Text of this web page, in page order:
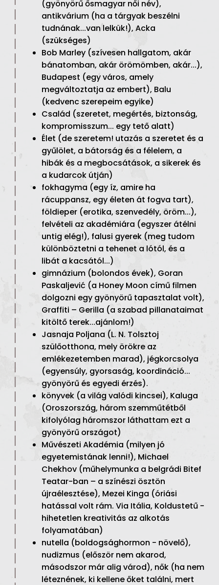
(gyönyörű ősmagyar női név),
antikvárium (ha a tárgyak beszélni
tudnának...van lelkük!), Acka
(szükséges)
Bob Marley (szívesen hallgatom, akár
bánatomban, akár örömömben, akár...),
Budapest (egy város, amely
megváltoztatja az embert), Balu
(kedvenc szerepeim egyike)
Család (szeretet, megértés, biztonság,
kompromisszum... egy tető alatt)
Élet (de szeretem! utazás a szeretet és a
gyűlölet, a bátorság és a félelem, a
hibák és a megbocsátások, a sikerek és
a kudarcok útján)
fokhagyma (egy íz, amire ha
rácuppansz, egy életen át fogva tart),
földieper (erotika, szenvedély, öröm...),
felvételi az akadémiára (egyszer átélni
untig elég!), falusi gyerek (meg tudom
különböztetni a tehenet a lótól, és a
libát a kacsától...)
gimnázium (bolondos évek), Goran
Paskaljević (a Honey Moon című filmen
dolgozni egy gyönyörű tapasztalat volt),
Graffiti – Gerilla (a szabad pillanataimat
kitöltő terek...ajánlom!)
Jasnaja Poljana (L. N. Tolsztoj
szülőotthona, mely örökre az
emlékezetemben marad), jégkorcsolya
(egyensúly, gyorsaság, koordináció...
gyönyörű és egyedi érzés).
könyvek (a világ valódi kincsei), Kaluga
(Oroszország, három szemműtétből
kifolyólag háromszor láthattam ezt a
gyönyörű országot)
Művészeti Akadémia (milyen jó
egyetemistának lenni!), Michael
Chekhov (műhelymunka a belgrádi Bitef
Teatar-ban – a színészi ösztön
újraélesztése), Mezei Kinga (óriási
hatással volt rám. Via Itália, Koldustetű -
hihetetlen kreativitás az alkotás
folyamatában)
nutella (boldogsághormon - növelő),
nudizmus (először nem akarod,
másodszor már alig várod), nők (ha nem
léteznének, ki kellene őket találni, mert